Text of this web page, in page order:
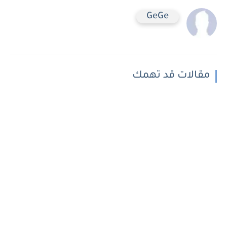
GeGe
مقالات قد تهمك